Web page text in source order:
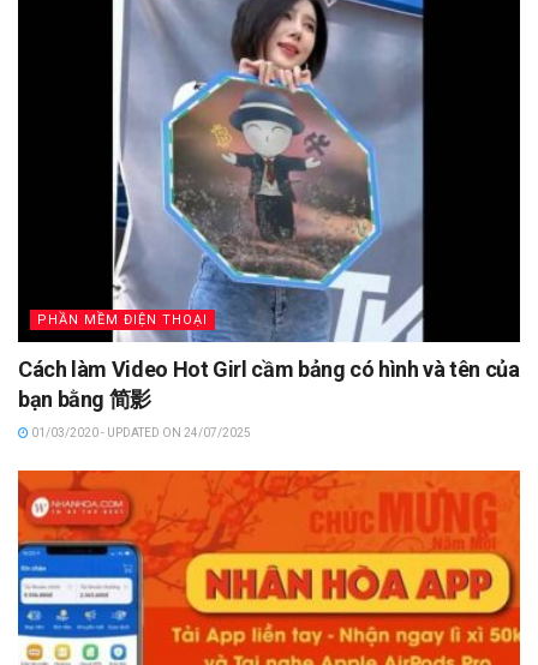
PHẦN MỀM ĐIỆN THOẠI
Cách làm Video Hot Girl cầm bảng có hình và tên của
bạn bằng 简影
01/03/2020 - UPDATED ON 24/07/2025